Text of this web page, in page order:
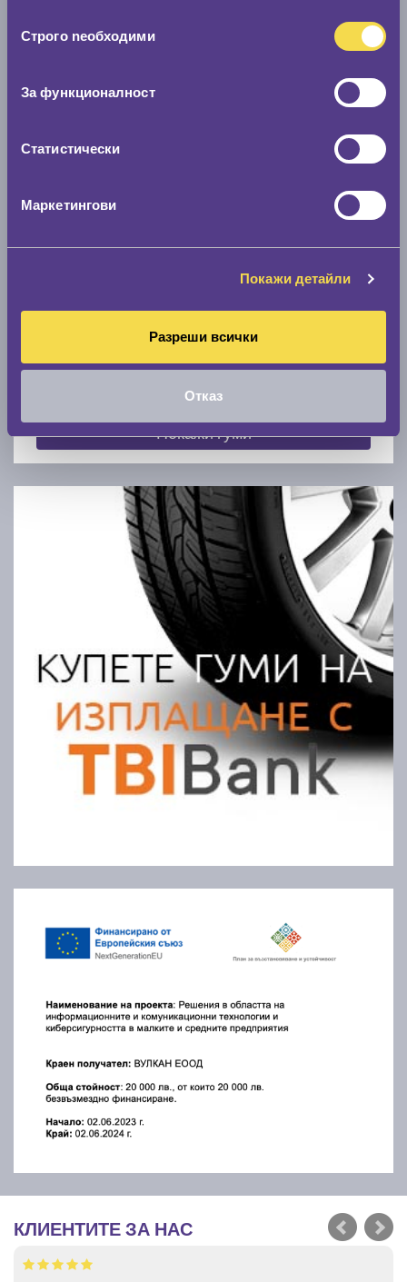
наСтрого nеобходими
За функционалност
Статистически
Маркетингови
Покажи детайли
Разреши всички
Отказ
Скоростомер при 100
По марка автомобил
Покажи гуми
КЛИЕНТИТЕ ЗА НАС